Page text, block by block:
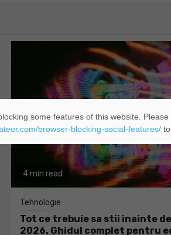
4 min read
Tehnologie
Tot ce trebuie sa stii inainte de
2026. Ghidul complet pentru
some features of this website.
browser-blocking-social-features/to